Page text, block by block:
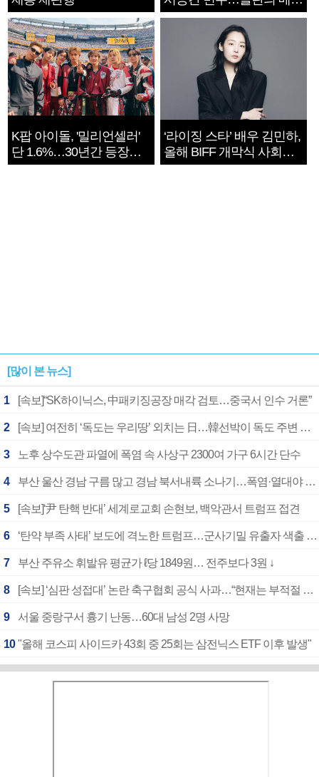
지는 ‘전쟁 속죄’
K팝 아이돌, '밀리언셀러'
단 1.6%…30년간 등장
1182개팀 전수조사
‘라이징 스타’ 배우 김민하,
올해 BIFF 개막식 사회자
확정
[많이 본 뉴스]
1 [속보]“SK하이닉스, 中패키징공장 매각 검토…중국서 인수 거론”
2 [속보] 여전히 ‘독도는 우리땅’ 외치는 日…韓선박이 독도 주변 해양조사 활동하자 반발
3 노후 상수도관 파열에 폭염 속 사상구 2300여 가구 6시간 단수
4 부산 울산 경남 구름 많고 경남 북서내륙 소나기…폭염·열대야 계속
5 [속보]‘尹 탄핵 반대’ 세계로교회 손현보, 백악관서 트럼프 접견
6 ‘탄약 부족 사태’ 보도에 격노한 트럼프…군사기밀 유출자 색출 지시
7 부산 주유소 휘발유 평균가 ℓ당 1849원… 전주보다 3원 ↓
8 [속보] ‘심판 성접대’ 논란 축구협회 공식 사과…“현재는 부적절 행위 없어”
9 서울 중랑구서 흉기 난동…60대 남성 2명 사망
10 "올해 코스피 사이드카 43회 중 25회는 삼전닉스 ETF 이후 발생"